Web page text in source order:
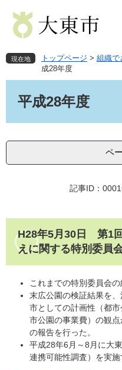
先
で
を
ば
へ
現在地 トップページ > 組織で
成28年度
平成28年度
ペ
記事ID：
H28年5月30日 第1
えに関する特別委員
これまでの特別委員会
末広公園の検証結果を、
市としての計画性（都
市公園の事業費）の観
の報告を行った。
平成28年6月～8月に大
連携可能性調査）を実施